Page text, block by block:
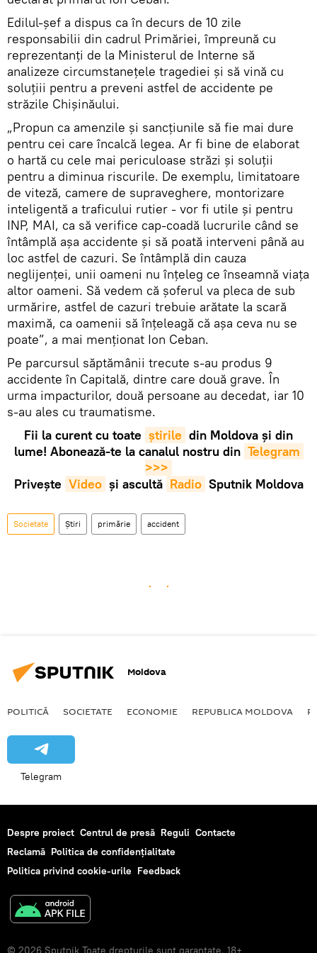
Edilul-șef a dispus ca în decurs de 10 zile
responsabilii din cadrul Primăriei, împreună cu
reprezentanți de la Ministerul de Interne să
analizeze circumstanețele tragediei și să vină cu
soluțiii pentru a preveni astfel de accidente pe
străzile Chișinăului.
„Propun ca amenzile și sancțiunile să fie mai dure
pentru cei care încalcă legea. Ar fi bine de elaborat
o hartă cu cele mai periculoase străzi și soluții
pentru a diminua riscurile. De exemplu, limitatoare
de viteză, camere de supraveghere, montorizare
inteligentă a traficului rutier - vor fi utile și pentru
INP, MAI, ca să verifice cap-coadă lucrurile când se
întâmplă așa accidente și să poată interveni până au
loc astfel de cazuri. Se întâmplă din cauza
neglijenței, unii oameni nu înțeleg ce înseamnă viața
altor oameni. Să vedem că șoferul va pleca de sub
urmărire, astfel de cazuri trebuie arătate la scară
maximă, ca oamenii să înțeleagă că așa ceva nu se
poate”, a mai menționat Ion Ceban.
Pe parcursul săptămânii trecute s-au produs 9
accidente în Capitală, dintre care două grave. În
urma impacturilor, două persoane au decedat, iar 10
s-au ales cu traumatisme.
Fii la curent cu toate știrile din Moldova și din
lume! Abonează-te la canalul nostru din Telegram
>>>
Privește Video și ascultă Radio Sputnik Moldova
Societate Știri primărie accident
Moldova
POLITICĂ SOCIETATE ECONOMIE REPUBLICA MOLDOVA
Telegram
Despre proiect Centrul de presă Reguli Contacte
Reclamă Politica de confidențialitate
Politica privind cookie-urile Feedback
© 2026 Sputnik Toate drepturile sunt garantate. 18+